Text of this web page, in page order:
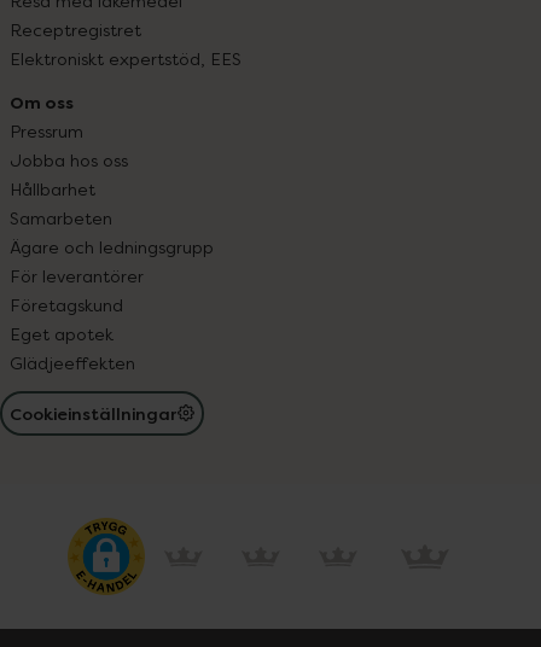
Receptregistret
Elektroniskt expertstöd, EES
Om oss
Pressrum
Jobba hos oss
Hållbarhet
Samarbeten
Ägare och ledningsgrupp
För leverantörer
Företagskund
Eget apotek
Glädjeeffekten
Cookieinställningar